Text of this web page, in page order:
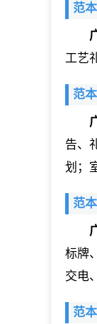
范
工艺
范
告、
划；
范
标牌
交电
范